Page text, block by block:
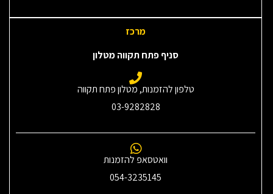
מרכז
סניף פתח תקווה מטלון
טלפון להזמנות, מטלון פתח תקווה
03-9282828
וואטסאפ להזמנות
054-3235145‎